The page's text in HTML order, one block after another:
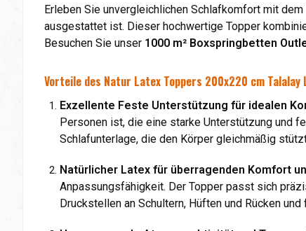
Erleben Sie unvergleichlichen Schlafkomfort mit dem
ausgestattet ist. Dieser hochwertige Topper
Besuchen Sie unser 1000 m² Boxspringbetten
Vorteile des Natur Latex Toppers 200x220 cm Talalay
Exzellente Feste Unterstützung für idealen
Personen ist, die eine starke Unterstützung und
Schlafunterlage, die den Körper gleichmäßig
Natürlicher Latex für überragenden Komfort
Anpassungsfähigkeit. Der Topper passt sich
Druckstellen an Schultern, Hüften und Rücken